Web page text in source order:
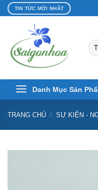
Bỏ
qua
dung
TIN TỨC MỚI NHẤT
Danh Mục Sản
TRANG CHỦ / SỰ KIỆN -